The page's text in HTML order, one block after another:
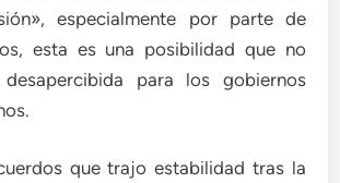
especialmente por parte de
esta es una posibilidad que no
para los gobiernos
que trajo estabilidad tras la